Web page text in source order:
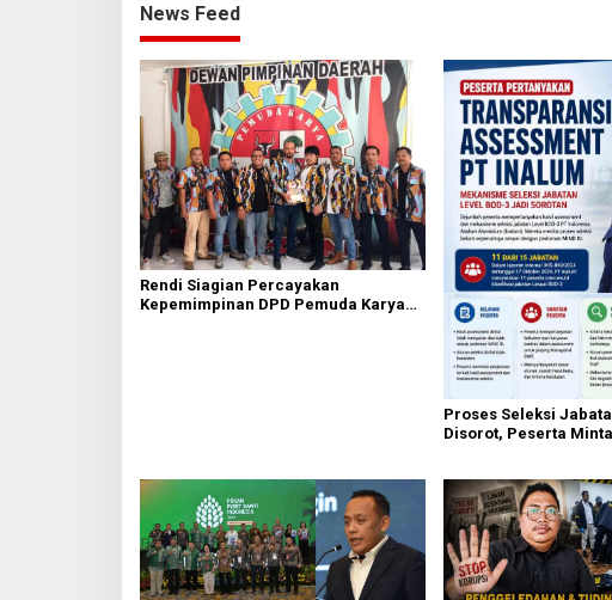
News Feed
Rendi Siagian Percayakan
Kepemimpinan DPD Pemuda Karya
Proses Seleksi
Disorot, Peserta